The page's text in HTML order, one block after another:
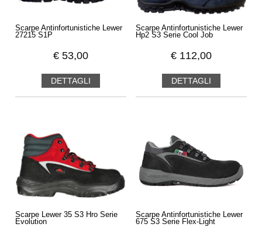
Scarpe Antinfortunistiche Lewer
27215 S1P
€ 53,00
DETTAGLI
Scarpe Antinfortunistiche Lewer
Hp2 S3 Serie Cool Job
€ 112,00
DETTAGLI
Scarpe Lewer 35 S3 Hro Serie
Evolution
Scarpe Antinfortunistiche Lewer
675 S3 Serie Flex-Light